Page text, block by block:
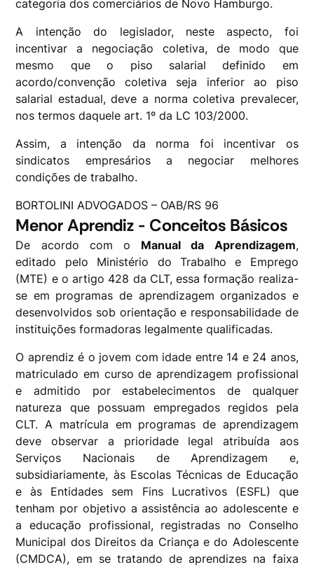
categoria dos comerciários de Novo Hamburgo.
A intenção do legislador, neste aspecto, foi
incentivar a negociação coletiva, de modo que
mesmo que o piso salarial definido em
acordo/convenção coletiva seja inferior ao piso
salarial estadual, deve a norma coletiva prevalecer,
nos termos daquele art. 1º da LC 103/2000.
Assim, a intenção da norma foi incentivar os
sindicatos empresários a negociar melhores
condições de trabalho.
BORTOLINI ADVOGADOS – OAB/RS 96
Menor Aprendiz - Conceitos Básicos
De acordo com o Manual da Aprendizagem,
editado pelo Ministério do Trabalho e Emprego
(MTE) e o artigo 428 da CLT, essa formação realiza-
se em programas de aprendizagem organizados e
desenvolvidos sob orientação e responsabilidade de
instituições formadoras legalmente qualificadas.
O aprendiz é o jovem com idade entre 14 e 24 anos,
matriculado em curso de aprendizagem profissional
e admitido por estabelecimentos de qualquer
natureza que possuam empregados regidos pela
CLT. A matrícula em programas de aprendizagem
deve observar a prioridade legal atribuída aos
Serviços Nacionais de Aprendizagem e,
subsidiariamente, às Escolas Técnicas de Educação
e às Entidades sem Fins Lucrativos (ESFL) que
tenham por objetivo a assistência ao adolescente e
a educação profissional, registradas no Conselho
Municipal dos Direitos da Criança e do Adolescente
(CMDCA), em se tratando de aprendizes na faixa